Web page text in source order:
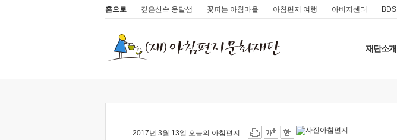
홈으로 깊은산속 옹달샘 꽃피는 아침마을 아침편지 여행 아버지센터 BDS
재단소개
2017년 3월 13일 오늘의 아침편지